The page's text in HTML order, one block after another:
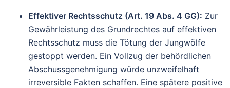
Effektiver Rechtsschutz (Art. 19 Abs. 4 GG): Zur
Gewährleistung des Grundrechtes auf effektiven
Rechtsschutz muss die Tötung der Jungwölfe
gestoppt werden. Ein Vollzug der behördlichen
Abschussgenehmigung würde unzweifelhaft
irreversible Fakten schaffen. Eine spätere positive